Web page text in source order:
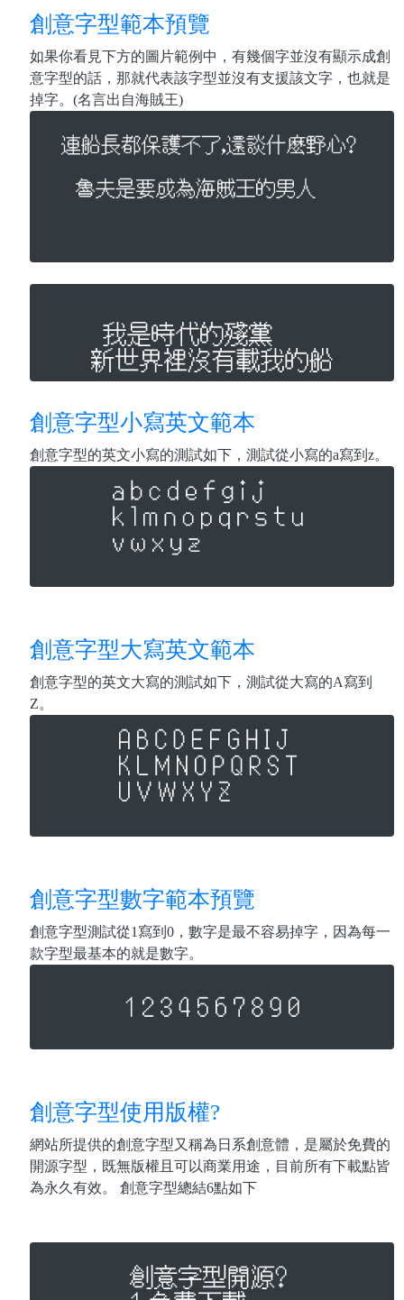
創意字型範本預覽
如果你看見下方的圖片範例中，有幾個字並沒有顯示成創
意字型的話，那就代表該字型並沒有支援該文字，也就是
掉字。(名言出自海賊王)
創意字型小寫英文範本
創意字型的英文小寫的測試如下，測試從小寫的a寫到z。
創意字型大寫英文範本
創意字型的英文大寫的測試如下，測試從大寫的A寫到
Z。
創意字型數字範本預覽
創意字型測試從1寫到0，數字是最不容易掉字，因為每一
款字型最基本的就是數字。
創意字型使用版權?
網站所提供的創意字型又稱為日系創意體，是屬於免費的
開源字型，既無版權且可以商業用途，目前所有下載點皆
為永久有效。 創意字型總結6點如下